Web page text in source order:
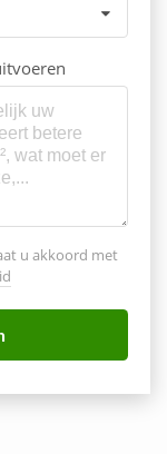
u akkoord met